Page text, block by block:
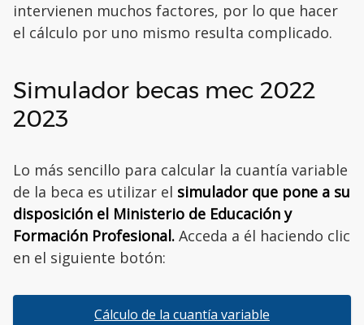
intervienen muchos factores, por lo que hacer
el cálculo por uno mismo resulta complicado.
Simulador becas mec 2022
2023
Lo más sencillo para calcular la cuantía variable
de la beca es utilizar el simulador que pone a su
disposición el Ministerio de Educación y
Formación Profesional. Acceda a él haciendo clic
en el siguiente botón:
Cálculo de la cuantía variable